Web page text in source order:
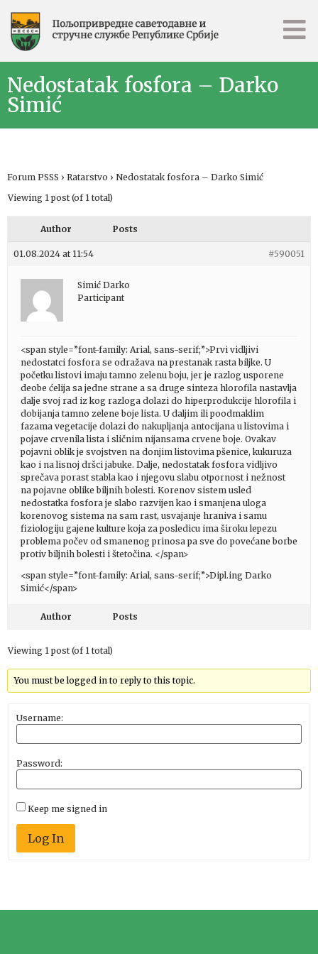
Nedostatak fosfora – Darko
Simić
Forum PSSS › Ratarstvo › Nedostatak fosfora – Darko Simić
Viewing 1 post (of 1 total)
Author Posts
01.08.2024 at 11:54 #590051
Simić Darko
Participant
<span style=”font-family: Arial, sans-serif;”>Prvi vidljivi
nedostatci fosfora se odražava na prestanak rasta biljke. U
početku listovi imaju tamno zelenu boju, jer je razlog usporene
deobe ćelija sa jedne strane a sa druge sinteza hlorofila nastavlja
dalje svoj rad iz kog razloga dolazi do hiperprodukcije hlorofila i
dobijanja tamno zelene boje lista. U daljim ili poodmaklim
fazama vegetacije dolazi do nakupljanja antocijana u listovima i
pojave crvenila lista i sličnim nijansama crvene boje. Ovakav
pojavni oblik je svojstven na donjim listovima pšenice, kukuruza
kao i na lisnoj dršci jabuke. Dalje, nedostatak fosfora vidljivo
sprečava porast stabla kao i njegovu slabu otpornost i nežnost
na pojavne oblike biljnih bolesti. Korenov sistem usled
nedostatka fosfora je slabo razvijen kao i smanjena uloga
korenovog sistema na sam rast, usvajanje hraniva i samu
fiziologiju gajene kulture koja za posledicu ima široku lepezu
problema počev od smanenog prinosa pa sve do povećane borbe
protiv biljnih bolesti i štetočina. </span>
<span style=”font-family: Arial, sans-serif;”>Dipl.ing Darko
Simić</span>
Author Posts
Viewing 1 post (of 1 total)
You must be logged in to reply to this topic.
Username:
Password:
Keep me signed in
Log In